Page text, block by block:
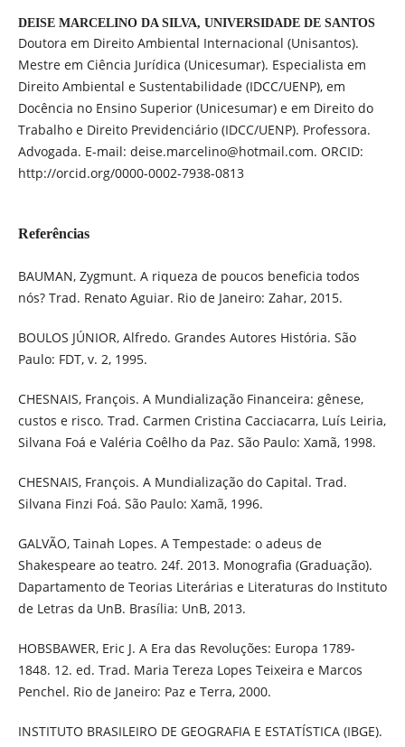
DEISE MARCELINO DA SILVA, UNIVERSIDADE DE SANTOS
Doutora em Direito Ambiental Internacional (Unisantos).
Mestre em Ciência Jurídica (Unicesumar). Especialista em
Direito Ambiental e Sustentabilidade (IDCC/UENP), em
Docência no Ensino Superior (Unicesumar) e em Direito do
Trabalho e Direito Previdenciário (IDCC/UENP). Professora.
Advogada. E-mail: deise.marcelino@hotmail.com. ORCID:
http://orcid.org/0000-0002-7938-0813
Referências
BAUMAN, Zygmunt. A riqueza de poucos beneficia todos
nós? Trad. Renato Aguiar. Rio de Janeiro: Zahar, 2015.
BOULOS JÚNIOR, Alfredo. Grandes Autores História. São
Paulo: FDT, v. 2, 1995.
CHESNAIS, François. A Mundialização Financeira: gênese,
custos e risco. Trad. Carmen Cristina Cacciacarra, Luís Leiria,
Silvana Foá e Valéria Coêlho da Paz. São Paulo: Xamã, 1998.
CHESNAIS, François. A Mundialização do Capital. Trad.
Silvana Finzi Foá. São Paulo: Xamã, 1996.
GALVÃO, Tainah Lopes. A Tempestade: o adeus de
Shakespeare ao teatro. 24f. 2013. Monografia (Graduação).
Dapartamento de Teorias Literárias e Literaturas do Instituto
de Letras da UnB. Brasília: UnB, 2013.
HOBSBAWER, Eric J. A Era das Revoluções: Europa 1789-
1848. 12. ed. Trad. Maria Tereza Lopes Teixeira e Marcos
Penchel. Rio de Janeiro: Paz e Terra, 2000.
INSTITUTO BRASILEIRO DE GEOGRAFIA E ESTATÍSTICA (IBGE).